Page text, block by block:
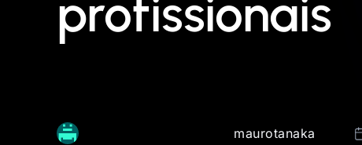
profissionais
maurotanaka